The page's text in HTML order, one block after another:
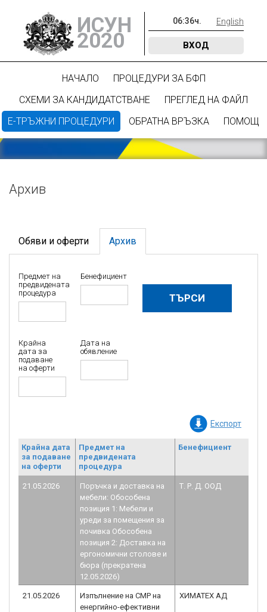
ИСУН
2020
06:36ч. English
ВХОД
НАЧАЛО
ПРОЦЕДУРИ ЗА БФП
СХЕМИ ЗА КАНДИДАТСТВАНЕ
ПРЕГЛЕД НА ФАЙЛ
Е-ТРЪЖНИ ПРОЦЕДУРИ
ОБРАТНА ВРЪЗКА ПОМОЩ
Архив
Обяви и оферти Архив
Предмет на
предвидената
процедура
Бенефициент
Крайна
дата за
подаване
на оферти
Дата на
обявление
Експорт
Крайна дата
за подаване
на оферти
Предмет на
предвидената
процедура
Бенефициент
21.05.2026
Поръчка и доставка на
мебели: Обособена
позиция 1: Мебели и
уреди за помещения за
почивка Обособена
позиция 2: Доставка на
ергономични столове и
бюра (прекратена
12.05.2026)
Т. Р. Д. ООД
21.05.2026
Изпълнение на СМР на
енергийно-ефективни
ХИМАТЕХ АД